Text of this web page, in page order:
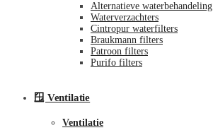
Alternatieve waterbehandeling
Waterverzachters
Cintropur waterfilters
Braukmann filters
Patroon filters
Purifo filters
🪟 Ventilatie
Ventilatie